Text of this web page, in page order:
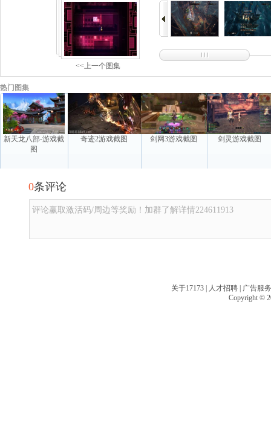
<<上一个图集
热门图集
新天龙八部-游戏截
图
奇迹2游戏截图 剑网3游戏截图 剑灵游戏截图
0条评论
评论赢取激活码/周边等奖励！加群了解详情224611913
关于17173 | 人才招聘 | 广告服务
Copyright ©